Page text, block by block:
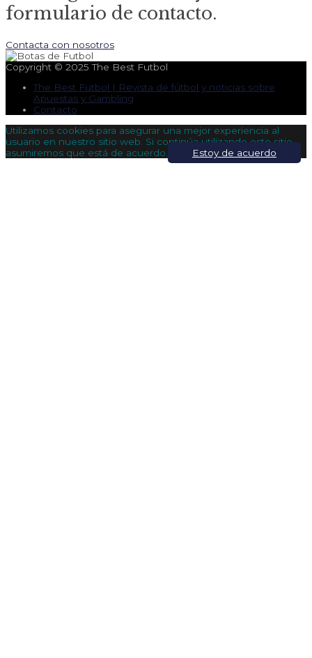
formulario de contacto.
Contacta con nosotros
Copyright © 2025The Best Futbol
The Best Futbol | Revista de fútbol y noticias sobre
Apuestas y Gambling
Contacto
Utilizamos cookies para asegurar una mejor experiencia al
usuario en nuestro sitio web. Si continúa utilizando este sitio,
asumiremos que está de acuerdo.
Estoy de acuerdo